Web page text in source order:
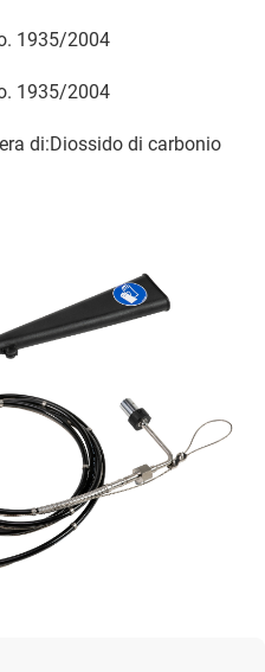
1935/2004
1935/2004
di:Diossido di carbonio